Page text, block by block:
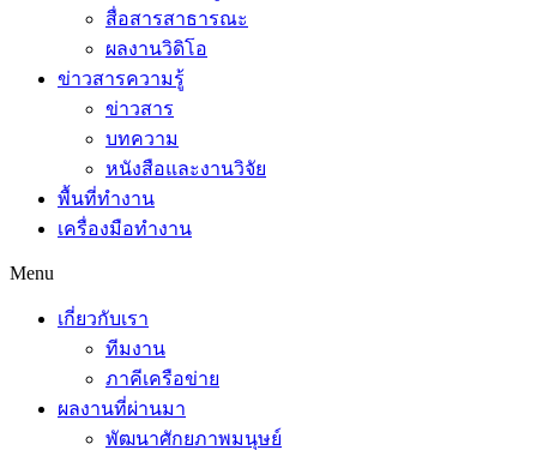
สื่อสารสาธารณะ
ผลงานวิดิโอ
ข่าวสารความรู้
ข่าวสาร
บทความ
หนังสือและงานวิจัย
พื้นที่ทำงาน
เครื่องมือทำงาน
Menu
เกี่ยวกับเรา
ทีมงาน
ภาคีเครือข่าย
ผลงานที่ผ่านมา
พัฒนาศักยภาพมนุษย์